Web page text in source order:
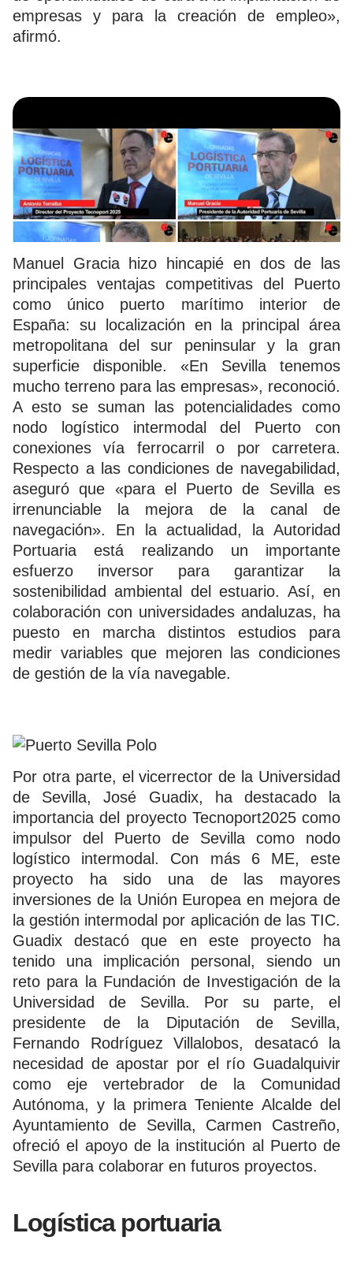
empresas y para la creación de empleo»,
afirmó.
Manuel Gracia hizo hincapié en dos de las
principales ventajas competitivas del Puerto
como único puerto marítimo interior de
España: su localización en la principal área
metropolitana del sur peninsular y la gran
superficie disponible. «En Sevilla tenemos
mucho terreno para las empresas», reconoció.
A esto se suman las potencialidades como
nodo logístico intermodal del Puerto con
conexiones vía ferrocarril o por carretera.
Respecto a las condiciones de navegabilidad,
aseguró que «para el Puerto de Sevilla es
irrenunciable la mejora de la canal de
navegación». En la actualidad, la Autoridad
Portuaria está realizando un importante
esfuerzo inversor para garantizar la
sostenibilidad ambiental del estuario. Así, en
colaboración con universidades andaluzas, ha
puesto en marcha distintos estudios para
medir variables que mejoren las condiciones
de gestión de la vía navegable.
Por otra parte, el vicerrector de la Universidad
de Sevilla, José Guadix, ha destacado la
importancia del proyecto Tecnoport2025 como
impulsor del Puerto de Sevilla como nodo
logístico intermodal. Con más 6 ME, este
proyecto ha sido una de las mayores
inversiones de la Unión Europea en mejora de
la gestión intermodal por aplicación de las TIC.
Guadix destacó que en este proyecto ha
tenido una implicación personal, siendo un
reto para la Fundación de Investigación de la
Universidad de Sevilla. Por su parte, el
presidente de la Diputación de Sevilla,
Fernando Rodríguez Villalobos, desatacó la
necesidad de apostar por el río Guadalquivir
como eje vertebrador de la Comunidad
Autónoma, y la primera Teniente Alcalde del
Ayuntamiento de Sevilla, Carmen Castreño,
ofreció el apoyo de la institución al Puerto de
Sevilla para colaborar en futuros proyectos.
Logística portuaria